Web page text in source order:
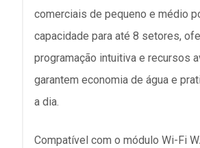
comerciais de pequeno e médio
capacidade para até 8 setores,
programação intuitiva e recursos
garantem economia de água e
a dia.
Compatível com o módulo Wi-Fi